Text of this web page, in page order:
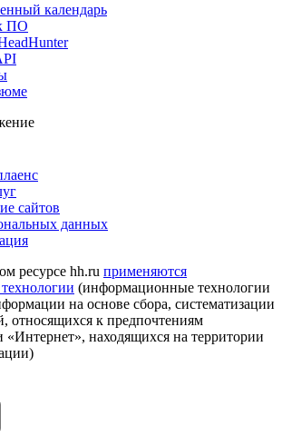
календарь
ПО
сайтов
данных
ресурсе hh.ru применяются
(информационные технологии
на основе сбора, систематизации
относящихся к предпочтениям
«Интернет», находящихся на территории